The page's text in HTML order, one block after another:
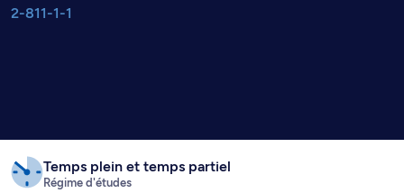
2-811-1-1
Temps plein et temps partiel
Régime d'études